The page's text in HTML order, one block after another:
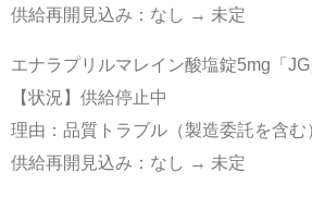
供給再開見込み：なし → 未定
エナラプリルマレイン酸塩錠5mg「JG
【状況】供給停止中
理由：品質トラブル（製造委託を含
供給再開見込み：なし → 未定